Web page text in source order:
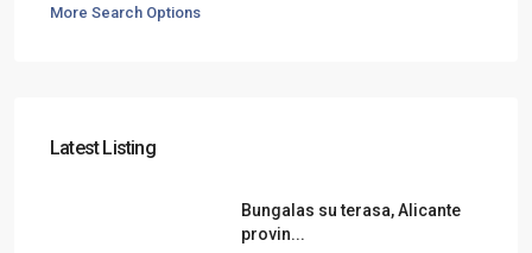
More Search Options
Latest Listing
Bungalas su terasa, Alicante
provin...